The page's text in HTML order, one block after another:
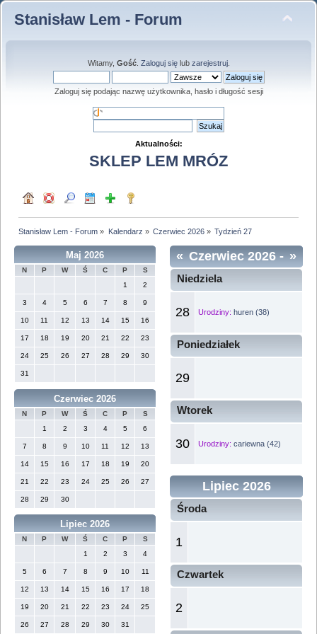
Stanisław Lem - Forum
Witamy, Gość. Zaloguj sięlub zarejestruj.
Zaloguj się podając nazwę użytkownika, hasło i długość sesji
Aktualności:
SKLEP LEM MRÓZ
Stanisław Lem - Forum » Kalendarz » Czerwiec 2026» Tydzień 27
Maj 2026
N P W Ś C P
S
1
2
3 4 5 6 7 8 9
10 11 12 13 14 15 16
17 18 19 20 21 22 23
24 25 26 27 28 29 30
31
Czerwiec 2026
N P W Ś C P
S
1
2 3 4 5 6
7 8 9 10 11 12 13
14 15 16 17 18 19 20
21 22 23 24 25 26 27
28 29 30
Lipiec 2026
N P W Ś C P
S
1
2 3 4
5 6 7 8 9 10 11
12 13 14 15 16 17 18
19 20 21 22 23 24 25
26 27 28 29 30 31
« »
Czerwiec 2026-
Tydzień 27
Niedziela
28 Urodziny: huren (38)
Poniedziałek
29
Wtorek
30 Urodziny: cariewna (42)
Lipiec 2026
Środa
1
Czwartek
2